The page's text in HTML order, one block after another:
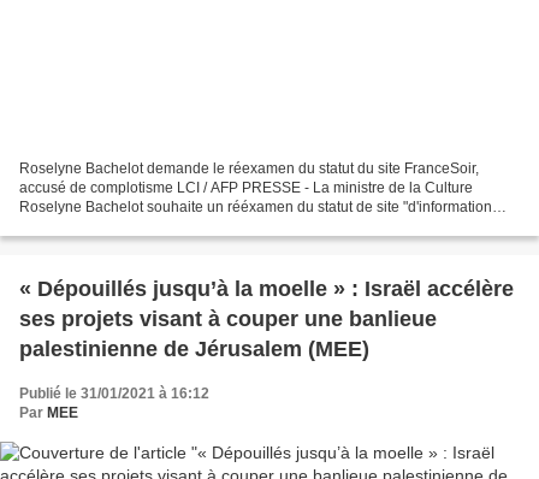
Roselyne Bachelot demande le réexamen du statut du site FranceSoir,
accusé de complotisme LCI / AFP PRESSE - La ministre de la Culture
Roselyne Bachelot souhaite un rééxamen du statut de site "d'information
« Dépouillés jusqu’à la moelle » : Israël accélère
ses projets visant à couper une banlieue
palestinienne de Jérusalem (MEE)
Publié le 31/01/2021 à 16:12
Par MEE